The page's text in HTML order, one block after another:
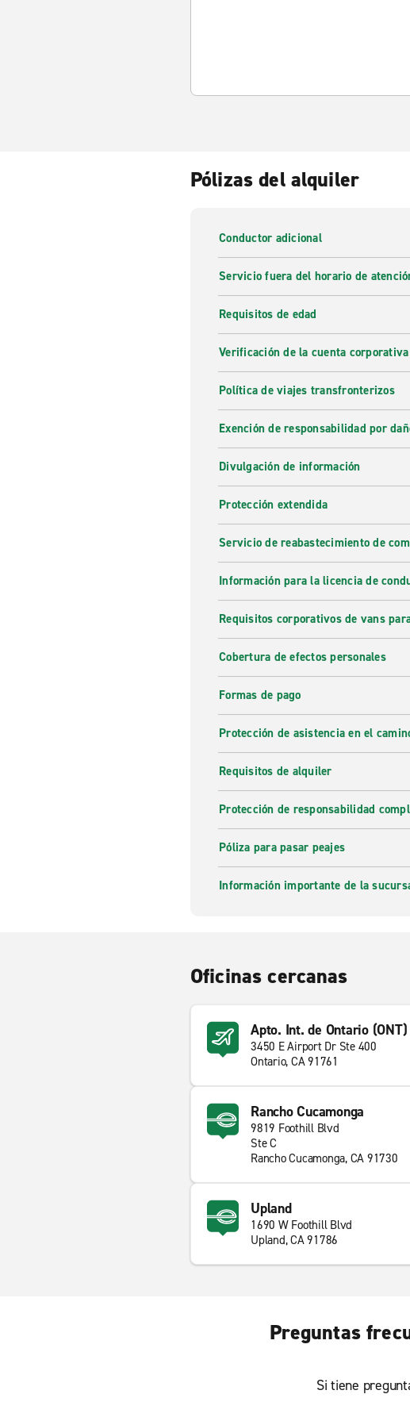
Pólizas del alquiler
Conductor adicional
Servicio fuera del horario de
Requisitos de edad
Verificación de la cuenta corporativa
Política de viajes transfronterizos
Exención de responsabilidad por
Divulgación de información
Protección extendida
Servicio de reabastecimiento de
Información para la licencia de
Requisitos corporativos de vans
Cobertura de efectos personales
Formas de pago
Protección de asistencia en el
Requisitos de alquiler
Protección de responsabilidad
Póliza para pasar peajes
Información importante de la
Oficinas cercanas
Apto. Int. de Ontario (ONT)
3450 E Airport Dr Ste 400
Ontario, CA 91761
Rancho Cucamonga
9819 Foothill Blvd
Ste C
Rancho Cucamonga, CA 91730
Upland
1690 W Foothill Blvd
Upland, CA 91786
Preguntas
Si tiene